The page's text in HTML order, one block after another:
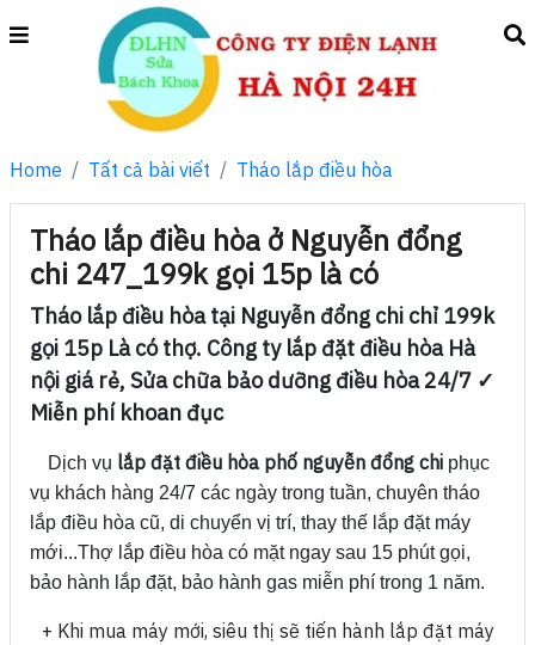
Home Tất cả bài viết Tháo lắp điều hòa
Tháo lắp điều hòa ở Nguyễn đổng
chi 247_199k gọi 15p là có
Tháo lắp điều hòa tại Nguyễn đổng chi chỉ 199k
gọi 15p Là có thợ. Công ty lắp đặt điều hòa Hà
nội giá rẻ, Sửa chữa bảo dưỡng điều hòa 24/7 ✓
Miễn phí khoan đục
Dịch vụ lắp đặt điều hòa phố nguyễn đổng chi phục
vụ khách hàng 24/7 các ngày trong tuần, chuyên tháo
lắp điều hòa cũ, di chuyển vị trí, thay thế lắp đặt máy
mới...Thợ lắp điều hòa có mặt ngay sau 15 phút gọi,
bảo hành lắp đặt, bảo hành gas miễn phí trong 1 năm.
+ Khi mua máy mới, siêu thị sẽ tiến hành lắp đặt máy